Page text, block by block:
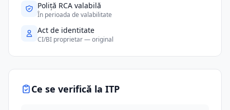
Poliță RCA valabilă
În perioada de valabilitate
Act de identitate
CI/BI proprietar — original
Ce se verifică la ITP